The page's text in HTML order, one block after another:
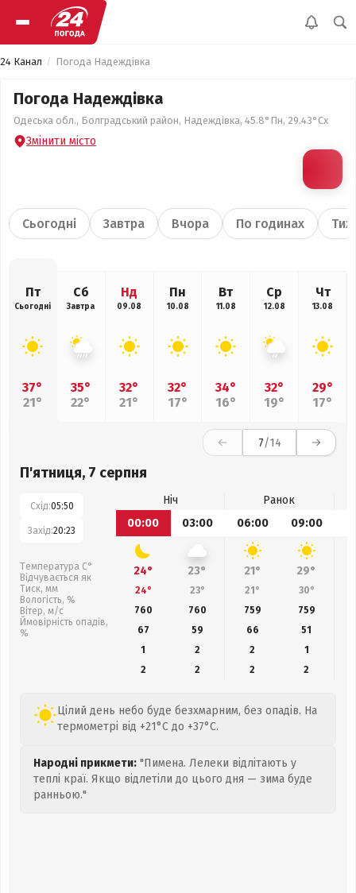
24 Канал Погода Надеждівка
Погода Надеждівка
Одеська обл., Болградський район, Надеждівка, 45.8°Пн, 29.43°Сх
Змінити місто
Сьогодні Завтра Вчора По годинах
Пт
Сьогодні
37°
21°
Сб
Завтра
35°
22°
Нд
09.08
32°
21°
Пн
10.08
32°
17°
Вт
11.08
34°
16°
Ср
12.08
32°
19°
Чт
13.08
29°
17°
7/14
П'ятниця, 7 серпня
Схід:05:50
Захід:20:23
Температура С°
Відчувається як
Тиск, мм
Вологість, %
Вітер, м/с
Ймовірність опадів,
%
Ніч
Ранок
00:00
03:00 06:00 09:00
24° 23° 21° 29°
24° 23° 21° 30°
760
760 759 759
67
59 66
51
1
2 2
1
2
2 2 2
Цілий день небо буде безхмарним, без опадів. На
термометрі від +21°C до +37°C.
Народні прикмети: "Пимена. Лелеки відлітають у
теплі краї. Якщо відлетіли до цього дня — зима буде
ранньою."